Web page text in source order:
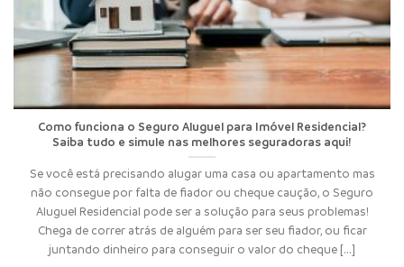
Como funciona o Seguro Aluguel para Imóvel Residencial?
Saiba tudo e simule nas melhores seguradoras aqui!
Se você está precisando alugar uma casa ou apartamento mas
não consegue por falta de fiador ou cheque caução, o Seguro
Aluguel Residencial pode ser a solução para seus problemas!
Chega de correr atrás de alguém para ser seu fiador, ou ficar
juntando dinheiro para conseguir o valor do cheque [...]